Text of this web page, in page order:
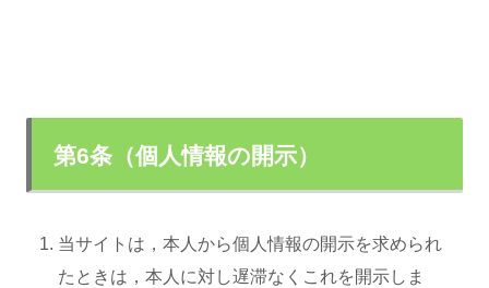
第6条（個人情報の開示）
当サイトは，本人から個人情報の開示を求められ
たときは，本人に対し遅滞なくこれを開示しま